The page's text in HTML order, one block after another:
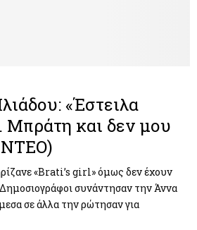
«Έστειλα
Μπράτη και δεν μου
«Brati’s girl» όμως δεν έχουν
συνάντησαν την Άννα
σε άλλα την ρώτησαν για